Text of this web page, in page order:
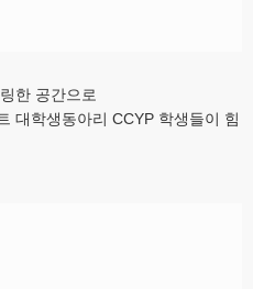
한 공간으로
대학생동아리 CCYP 학생들이 힘